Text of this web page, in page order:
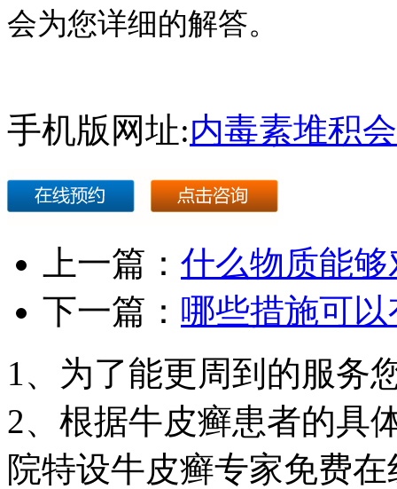
会为您详细的解答。
手机版网址:内毒素堆积
上一篇： 什么物质能
下一篇： 哪些措施可
1、为了能更周到的服务
2、根据牛皮癣患者的具
院特设牛皮癣专家免费